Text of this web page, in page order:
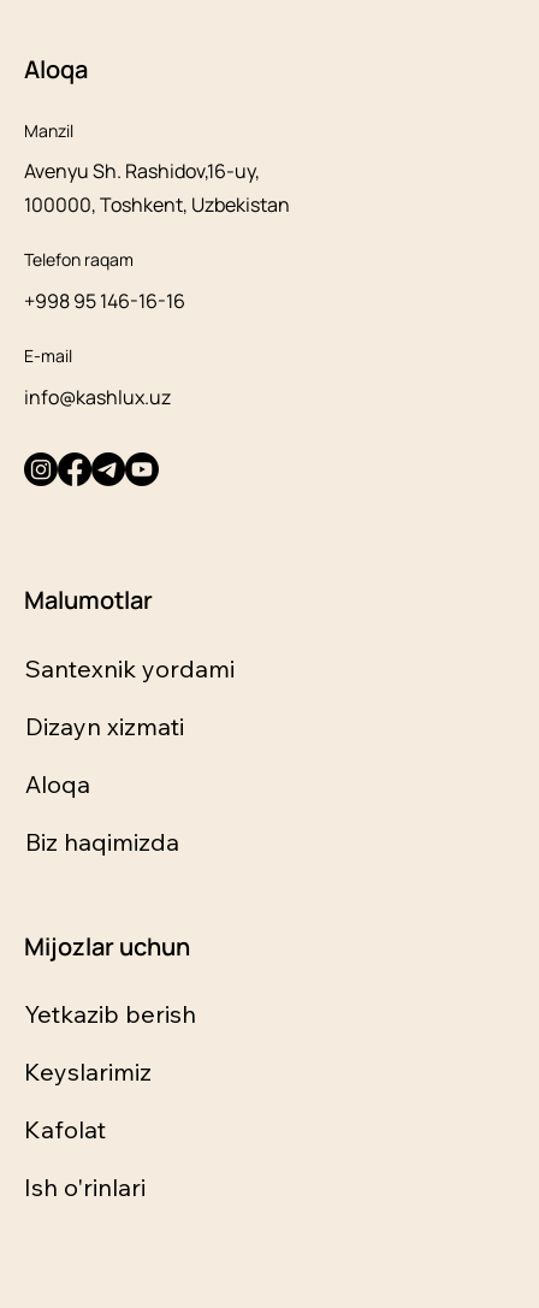
Aloqa
Manzil
Avenyu Sh. Rashidov,16-uy,
100000, Toshkent, Uzbekistan
Telefon raqam
+998 95 146-16-16
E-mail
info@kashlux.uz
Malumotlar
Santexnik yordami
Dizayn xizmati
Aloqa
Biz haqimizda
Mijozlar uchun
Yetkazib berish
Keyslarimiz
Kafolat
Ish o'rinlari